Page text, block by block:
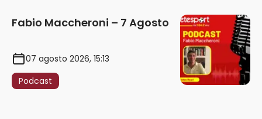
Fabio Maccheroni – 7 Agosto
07 agosto 2026, 15:13
Podcast